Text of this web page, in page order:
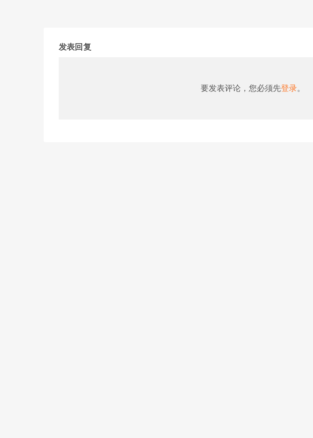
发表回复
要发表评论，您必须先登录。